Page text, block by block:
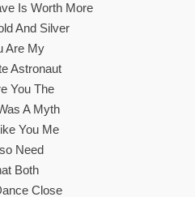
Is Worth More
And Silver
Are My
Astronaut
You The
A Myth
You Me
Need
Both
Close